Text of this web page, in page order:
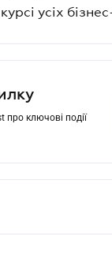
усіх
про ключові події